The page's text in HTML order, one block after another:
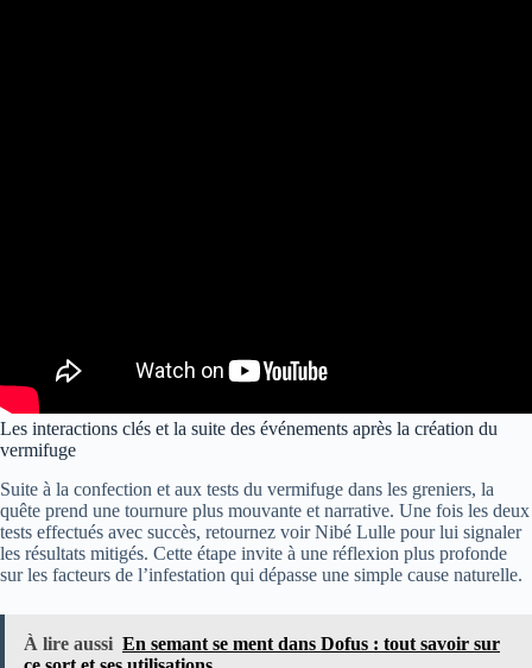
Les interactions clés et la suite des événements après la création du
vermifuge
Suite à la confection et aux tests du vermifuge dans les greniers, la
quête prend une tournure plus mouvante et narrative. Une fois les deux
tests effectués avec succès, retournez voir Nibé Lulle pour lui signaler
les résultats mitigés. Cette étape invite à une réflexion plus profonde
sur les facteurs de l’infestation qui dépasse une simple cause naturelle.
À lire aussi En semant se ment dans Dofus : tout savoir sur